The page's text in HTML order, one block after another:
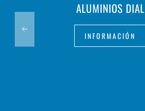
ALUMINIOS DIAL
INFORMACIÓN